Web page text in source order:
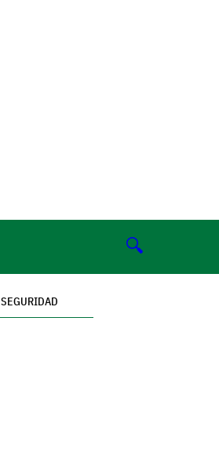
🔍
SEGURIDAD